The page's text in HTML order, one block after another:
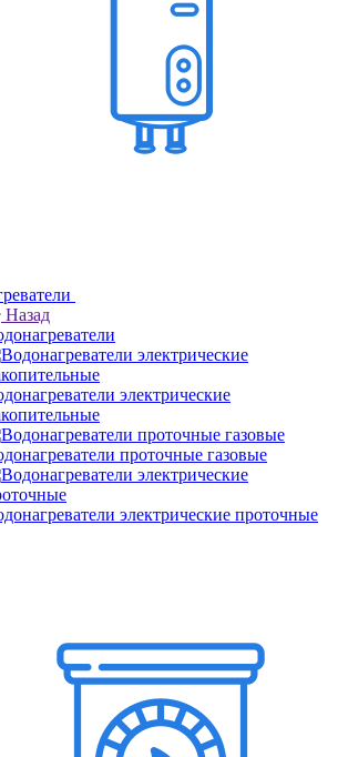
Назад
электрические
проточные газовые
электрические проточные